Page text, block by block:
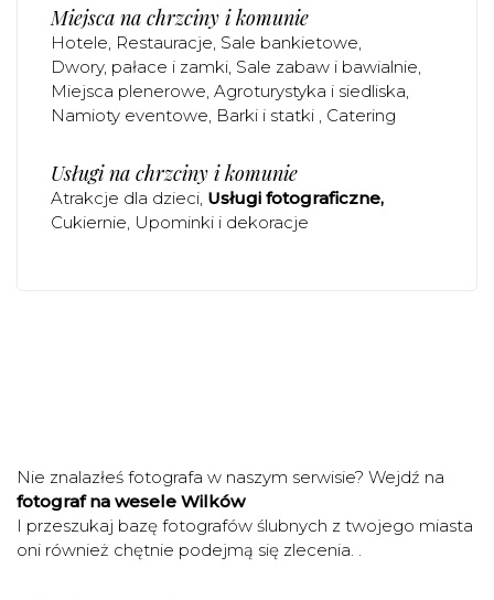
Miejsca na chrzciny i komunie
Hotele Restauracje Sale bankietowe
Dwory, pałace i zamki Sale zabaw i bawialnie
Miejsca plenerowe Agroturystyka i siedliska
Namioty eventowe Barki i statki Catering
Usługi na chrzciny i komunie
Atrakcje dla dzieci Usługi fotograficzne
Cukiernie Upominki i dekoracje
Nie znalazłeś fotografa w naszym serwisie? Wejdź na
fotograf na wesele Wilków
I przeszukaj bazę fotografów ślubnych z twojego miasta
oni również chętnie podejmą się zlecenia. .